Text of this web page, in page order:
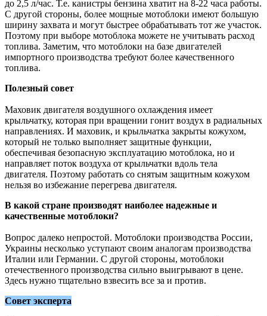
до 2,5 л/час. Т.е. канистры бензина хватит на 8-22 часа работы.
С другой стороны, более мощные мотоблоки имеют большую
ширину захвата и могут быстрее обрабатывать тот же участок.
Поэтому при выборе мотоблока можете не учитывать расход
топлива. Заметим, что мотоблоки на базе двигателей
импортного производства требуют более качественного
топлива.
Полезный совет
Маховик двигателя воздушного охлаждения имеет
крыльчатку, которая при вращении гонит воздух в радиальных
направлениях. И маховик, и крыльчатка закрыты кожухом,
который не только выполняет защитные функции,
обеспечивая безопасную эксплуатацию мотоблока, но и
направляет поток воздуха от крыльчатки вдоль тела
двигателя. Поэтому работать со снятым защитным кожухом
нельзя во избежание перегрева двигателя.
В какой стране производят наиболее надежные и
качественные мотоблоки?
Вопрос далеко непростой. Мотоблоки производства России,
Украины несколько уступают своим аналогам производства
Италии или Германии. С другой стороны, мотоблоки
отечественного производства сильно выигрывают в цене.
Здесь нужно тщательно взвесить все за и против.
Совет эксперта